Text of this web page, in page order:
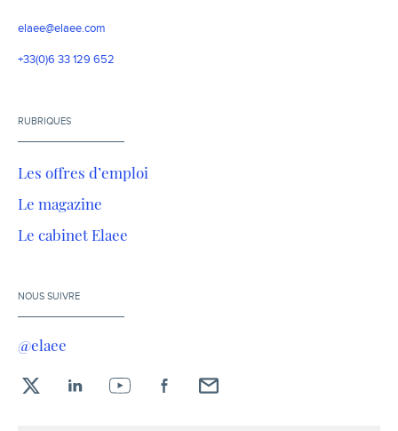
elaee@elaee.com
+33(0)6 33 129 652
RUBRIQUES
Les offres d’emploi
Le magazine
Le cabinet Elaee
NOUS SUIVRE
@elaee